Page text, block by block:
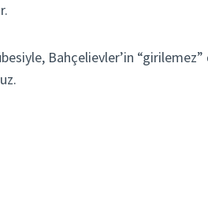
Bahçelievler’in “girilemez”